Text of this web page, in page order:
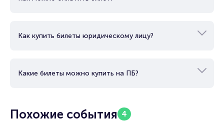
Как купить билеты юридическому лицу?
Какие билеты можно купить на ПБ?
Похожие события 4